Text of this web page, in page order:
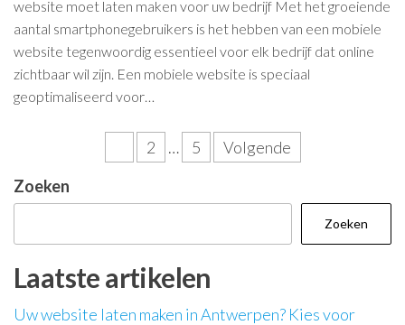
website moet laten maken voor uw bedrijf Met het groeiende
aantal smartphonegebruikers is het hebben van een mobiele
website tegenwoordig essentieel voor elk bedrijf dat online
zichtbaar wil zijn. Een mobiele website is speciaal
geoptimaliseerd voor…
paginering
2 … 5
Volgende
Zoeken
Zoeken
Laatste artikelen
Uw website laten maken in Antwerpen? Kies voor